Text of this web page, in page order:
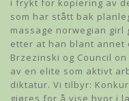
i frykt for kopiering av
som har stått bak
massage norwegian girl
etter at han blant annet
Brzezinski og Council
av en elite som aktivt
diktatur. Vi tilbyr: